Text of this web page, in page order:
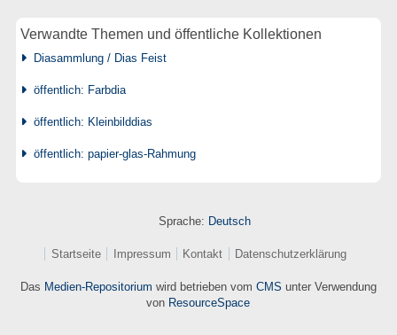
Verwandte Themen und öffentliche Kollektionen
Diasammlung / Dias Feist
öffentlich: Farbdia
öffentlich: Kleinbilddias
öffentlich: papier-glas-Rahmung
Sprache: Deutsch
Startseite Impressum Kontakt Datenschutzerklärung
Das Medien-Repositorium wird betrieben vom CMS unter Verwendung
von ResourceSpace